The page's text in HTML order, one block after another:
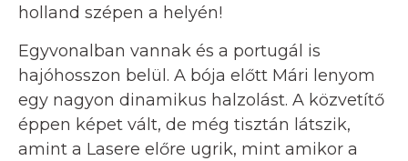
holland szépen a helyén!
Egyvonalban vannak és a portugál is
hajóhosszon belül. A bója előtt Mári lenyom
egy nagyon dinamikus halzolást. A közvetítő
éppen képet vált, de még tisztán látszik,
amint a Lasere előre ugrik, mint amikor a